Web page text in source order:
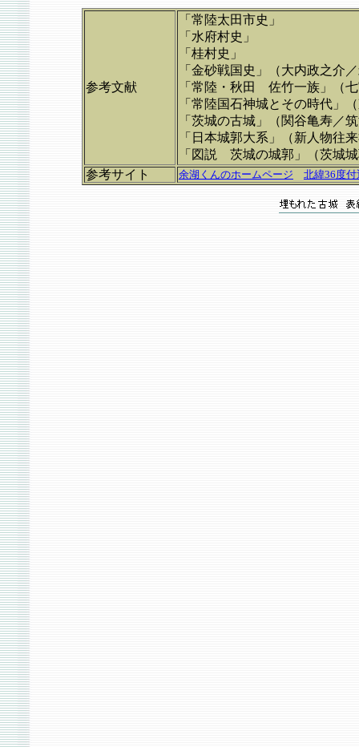
参考文献
「常陸太田市史」
「水府村史」
「桂村史」
「金砂戦国史」（大内政之介
「常陸・秋田 佐竹一族」（
「常陸国石神城とその時代」
「茨城の古城」（関谷亀寿／
「日本城郭大系」（新人物往
「図説 茨城の城郭」（茨城
参考サイト
余湖くんのホームページ 北緯36度